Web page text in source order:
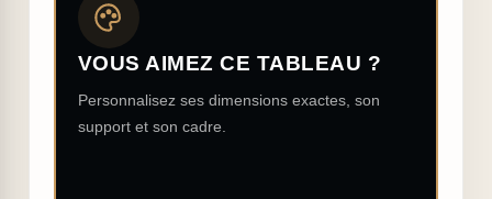
VOUS AIMEZ CE TABLEAU ?
Personnalisez ses dimensions exactes, son
support et son cadre.